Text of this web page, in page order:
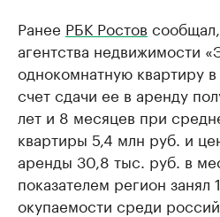
Ранее РБК Ростов
агентства недвижимости
однокомнатную квартиру
счет сдачи ее в аренду
лет и 8 месяцев при
квартиры 5,4 млн руб. и
аренды 30,8 тыс. руб. в
показателем регион занял
окупаемости среди